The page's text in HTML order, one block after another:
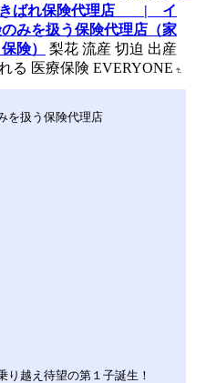
| きばれ保険代理店 | イ
みを扱う保険代理店（家
険）
梨花 流産 切迫 出産
る 医療保険 EVERYONE
を扱う保険代理店
り越え待望の第１子誕生！